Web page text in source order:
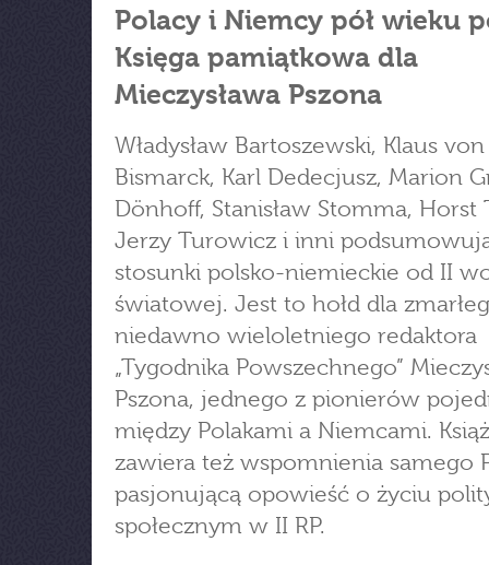
Polacy i Niemcy pół wieku
Księga pamiątkowa dla
Mieczysława Pszona
Władysław Bartoszewski, Klaus von
Bismarck, Karl Dedecjusz, Marion
Dönhoff, Stanisław Stomma, Horst
Jerzy Turowicz i inni
stosunki polsko-niemieckie od II
światowej. Jest to hołd dla
niedawno wieloletniego redaktora
„Tygodnika Powszechnego”
Pszona, jednego z pionierów
między Polakami a Niemcami.
zawiera też wspomnienia samego
pasjonującą opowieść o życiu
społecznym w II RP.